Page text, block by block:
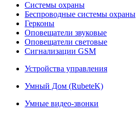
Системы охраны
Беспроводные системы охраны
Герконы
Оповещатели звуковые
Оповещатели световые
Сигнализации GSM
Устройства управления
Умный Дом (RubeteK)
Умные видео-звонки